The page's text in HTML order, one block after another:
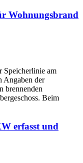
Wohnungsbrand
Speicherlinie am
Angaben der
brennenden
Beim
erfasst und